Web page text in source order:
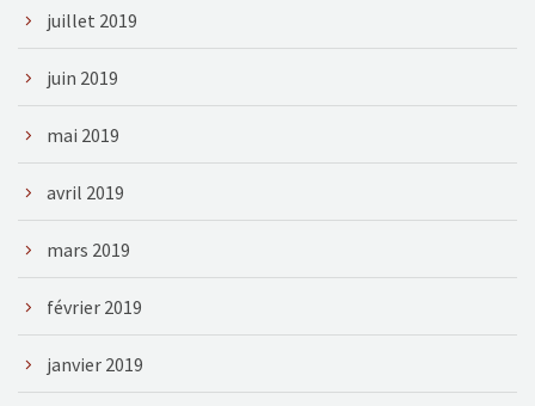
juillet 2019
juin 2019
mai 2019
avril 2019
mars 2019
février 2019
janvier 2019